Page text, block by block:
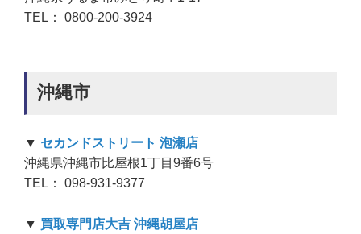
TEL： 0800-200-3924
沖縄市
▼ セカンドストリート 泡瀬店
沖縄県沖縄市比屋根1丁目9番6号
TEL： 098-931-9377
▼ 買取専門店大吉 沖縄胡屋店